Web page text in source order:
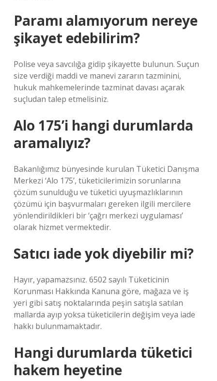
Paramı alamıyorum nereye
şikayet edebilirim?
Polise veya savcılığa gidip şikayette bulunun. Suçun
size verdiği maddi ve manevi zararın tazminini,
hukuk mahkemelerinde tazminat davası açarak
suçludan talep etmelisiniz.
Alo 175’i hangi durumlarda
aramalıyız?
Bakanlığımız bünyesinde kurulan Tüketici Danışma
Merkezi ‘Alo 175’, tüketicilerimizin sorunlarına
çözüm sunulduğu ve tüketici uyuşmazlıklarının
çözümü için başvurmaları gereken ilgili mercilere
yönlendirildikleri bir ‘çağrı merkezi uygulaması’
olarak hizmet vermektedir.
Satıcı iade yok diyebilir mi?
Hayır, yapamazsınız. 6502 sayılı Tüketicinin
Korunması Hakkında Kanuna göre, mağaza ve iş
yeri gibi satış noktalarında peşin satışla satılan
mallarda ayıp yoksa tüketicilerin değişim veya iade
hakkı bulunmamaktadır.
Hangi durumlarda tüketici
hakem heyetine